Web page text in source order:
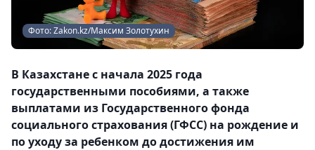
Фото: Zakon.kz/Максим Золотухин
В Казахстане с начала 2025 года
государственными пособиями, а также
выплатами из Государственного фонда
социального страхования (ГФСС) на рождение и
по уходу за ребенком до достижения им